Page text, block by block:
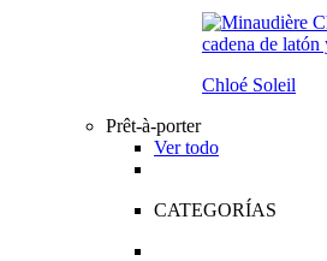
Chloé Soleil
Prêt-à-porter
Ver todo
CATEGORÍAS